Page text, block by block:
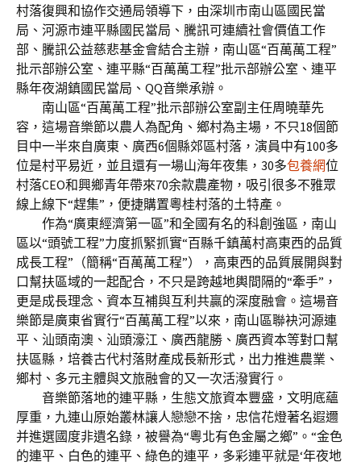
村落復興和協作交通局領導下，由深圳市南山區國民當
局、河源市連平縣國民當局、騰訊可連續社會價值工作
部、騰訊公益慈悲基金會結合主辦，南山區“百萬萬工程”
批示部辦公室、連平縣“百萬萬工程”批示部辦公室、連平
縣年夜湖鎮國民當局、QQ音樂承辦。
南山區“百萬萬工程”批示部辦公室副主任周曉華先
容，這場音樂節以農人為配角、鄉村為主場，不只18個節
目中一半來自廣東、廣西6個縣郊區村落，演員中有100多
位是村平易近，並且還有一場山海年夜集，30多包養網位
村落CEO和興鄉青年帶來70余款農產物，吸引很多不雅眾
線上線下“趕集”，便捷購置粵桂村落的土特產。
作為“廣東經濟第一區”和全國有名的科創強區，南山
區以“頭號工程”力度抓緊抓實“百縣千鎮萬村高東西的品質
成長工程”（簡稱“百萬萬工程”），高東西的品質展開與對
口幫扶區域的一起配合，不只是跨越地輿間隔的“牽手”，
更是成長理念、資本互補與互利共贏的深度融會。這場音
樂節是廣東省實行“百萬萬工程”以來，南山區聯袂河源連
平、汕頭南澳、汕頭濠江、廣西龍勝、廣西資本等對口幫
扶區縣，培養古代村落財產成長新形式，出力推進農業、
鄉村、多元主體與文旅融會的又一次活潑實行。
音樂節落地的連平縣，生態文旅資本豐盛，文明底蘊
厚重，九連山原始叢林讓人戀戀不捨，忠信花燈著名遐邇
并進選國度非遺名錄，被譽為“粵北有色金屬之鄉”。“金色
的連平、白色的連平、綠色的連平，多彩連平就是‘年夜地